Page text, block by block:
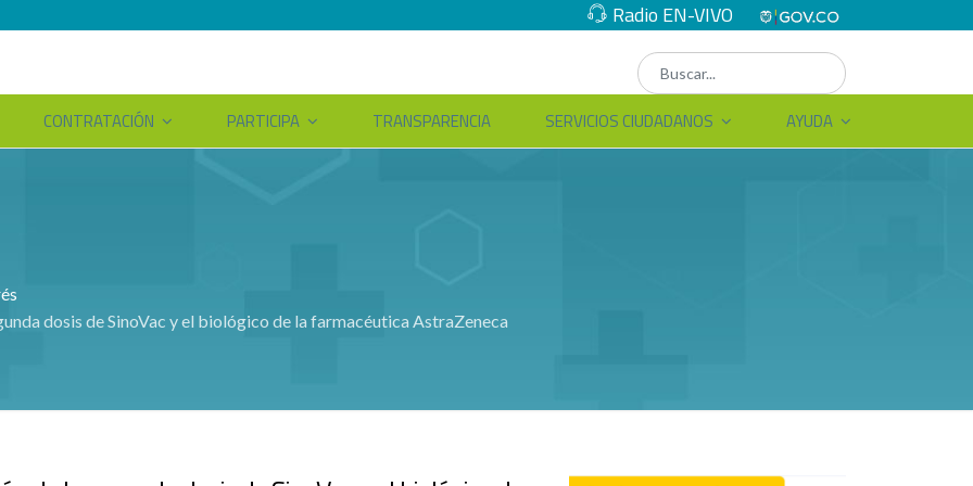
Radio EN-VIVO
CONTRATACIÓN PARTICIPA TRANSPARENCIA SERVICIOS CIUDADANOS AYUDA
dosis de SinoVac y el biológico de la farmacéutica AstraZeneca